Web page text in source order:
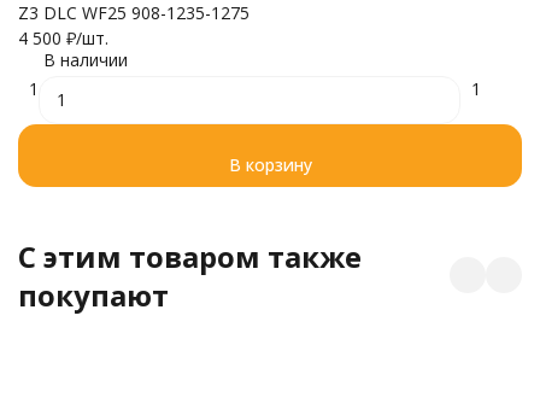
Z3 DLC WF25 908-1235-1275
4 500 ₽/шт.
В наличии
1
1
В корзину
C этим товаром также
покупают